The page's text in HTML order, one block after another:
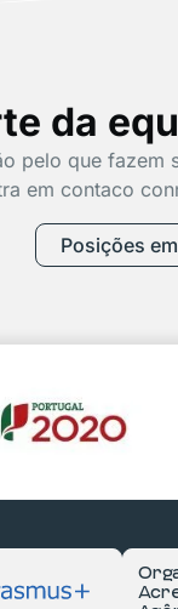
da
pelo que fazem
em contaco
Posições